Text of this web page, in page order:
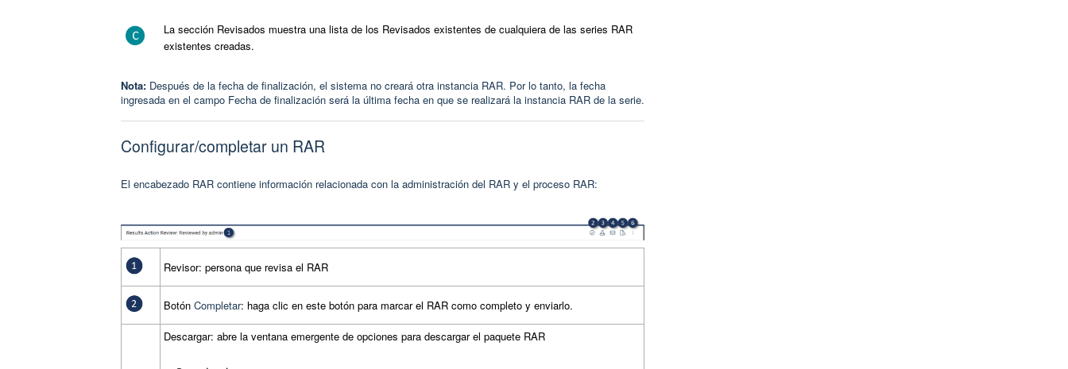
La sección Revisados muestra una lista de los Revisados existentes de cualquiera de las series RAR
existentes creadas.
Nota: Después de la fecha de finalización, el sistema no creará otra instancia RAR. Por lo tanto, la fecha
ingresada en el campo Fecha de finalización será la última fecha en que se realizará la instancia RAR de la serie.
Configurar/completar un RAR
El encabezado RAR contiene información relacionada con la administración del RAR y el proceso RAR:
Revisor: persona que revisa el RAR
Botón Completar: haga clic en este botón para marcar el RAR como completo y enviarlo.
Descargar: abre la ventana emergente de opciones para descargar el paquete RAR